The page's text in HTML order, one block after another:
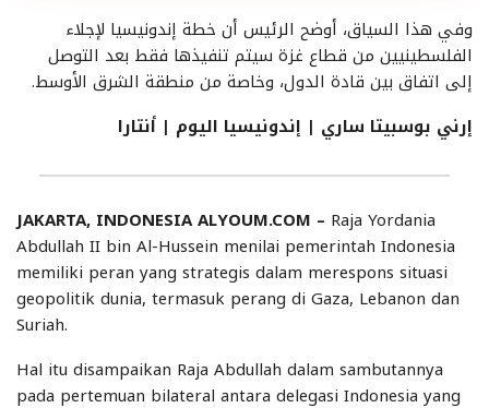
وفي هذا السياق، أوضح الرئيس أن خطة إندونيسيا لإجلاء
الفلسطينيين من قطاع غزة سيتم تنفيذها فقط بعد التوصل
إلى اتفاق بين قادة الدول، وخاصة من منطقة الشرق الأوسط.
إرني بوسبيتا ساري | إندونيسيا اليوم | أنتارا
JAKARTA, INDONESIA ALYOUM.COM – Raja Yordania
Abdullah II bin Al-Hussein menilai pemerintah Indonesia
memiliki peran yang strategis dalam merespons situasi
geopolitik dunia, termasuk perang di Gaza, Lebanon dan
Suriah.
Hal itu disampaikan Raja Abdullah dalam sambutannya
pada pertemuan bilateral antara delegasi Indonesia yang